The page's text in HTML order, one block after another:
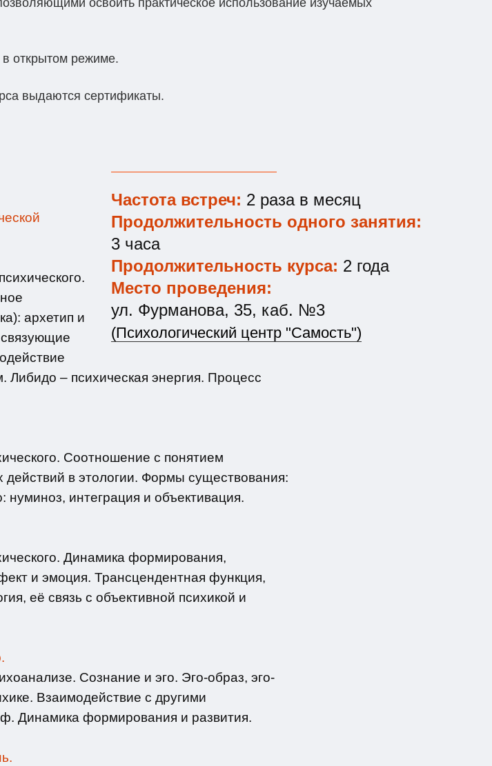
освоить практическое использование изучаемых
в открытом режиме.
выдаются сертификаты.
Частота встреч: 2 раза в месяц
Продолжительность одного занятия:
3 часа
Продолжительность курса: 2 года
Место проведения:
ул. Фурманова, 35, каб. №3
(Психологический центр "Самость")
архетип и
связующие
– психическая энергия. Процесс
Соотношение с понятием
действий в этологии. Формы существования:
интеграция и объективация.
Динамика формирования,
и эмоция. Трансцендентная функция,
её связь с объективной психикой и
Сознание и эго. Эго-образ, эго-
Взаимодействие с другими
Динамика формирования и развития.